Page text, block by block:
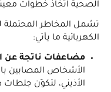
الصحية اتخاذ خطوات
تشمل المخاطر المحتملة
الكهربائية ما يأتي:
مضاعفات ناتجة عن
الأشخاص المصابين
الأذيني، لتكوّن